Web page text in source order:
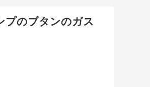
プのブタンのガス